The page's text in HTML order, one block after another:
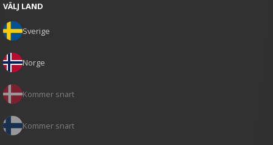
VÄLJ LAND
Sverige
Norge
Kommer snart
Kommer snart